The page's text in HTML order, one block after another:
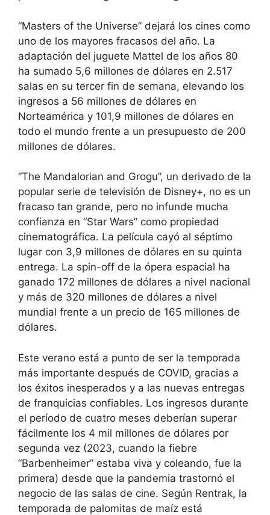
“Masters of the Universe” dejará los cines como
uno de los mayores fracasos del año. La
adaptación del juguete Mattel de los años 80
ha sumado 5,6 millones de dólares en 2.517
salas en su tercer fin de semana, elevando los
ingresos a 56 millones de dólares en
Norteamérica y 101,9 millones de dólares en
todo el mundo frente a un presupuesto de 200
millones de dólares.
“The Mandalorian and Grogu”, un derivado de la
popular serie de televisión de Disney+, no es un
fracaso tan grande, pero no infunde mucha
confianza en “Star Wars” como propiedad
cinematográfica. La película cayó al séptimo
lugar con 3,9 millones de dólares en su quinta
entrega. La spin-off de la ópera espacial ha
ganado 172 millones de dólares a nivel nacional
y más de 320 millones de dólares a nivel
mundial frente a un precio de 165 millones de
dólares.
Este verano está a punto de ser la temporada
más importante después de COVID, gracias a
los éxitos inesperados y a las nuevas entregas
de franquicias confiables. Los ingresos durante
el período de cuatro meses deberían superar
fácilmente los 4 mil millones de dólares por
segunda vez (2023, cuando la fiebre
“Barbenheimer” estaba viva y coleando, fue la
primera) desde que la pandemia trastornó el
negocio de las salas de cine. Según Rentrak, la
temporada de palomitas de maíz está